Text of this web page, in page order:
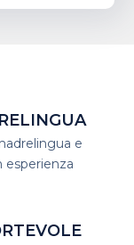
e
esperienza